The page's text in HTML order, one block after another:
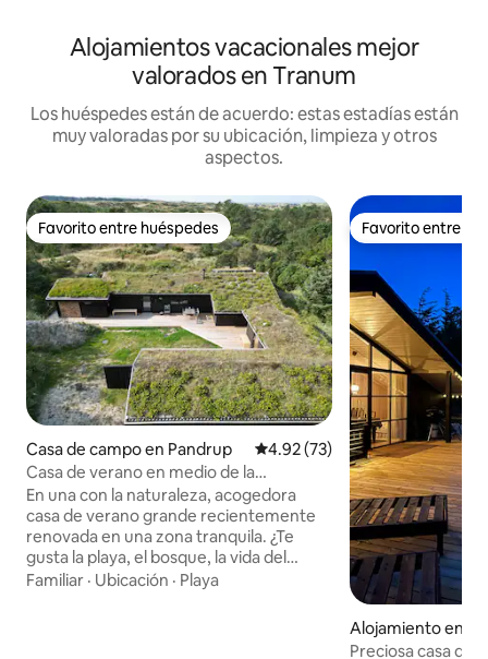
Alojamientos vacacionales mejor
valorados en Tranum
Los huéspedes están de acuerdo: estas estadías están
muy valoradas por su ubicación, limpieza y otros
aspectos.
Favorito entre huéspedes
Favorito entre huéspedes
Casa de campo en Pandrup Calificación promedio: 4.92 de
4.92 (73)
Casa de verano en medio de la
naturaleza protegida, cerca del bosque y
la playa
En una con la naturaleza, acogedora
casa de verano grande recientemente
renovada en una zona tranquila. ¿Te
gusta la playa, el bosque, la vida del
centro vacacional, el MTB, el golf, el
Familiar · Ubicación · Playa
Favorito entre
Favorito entre
Alojamiento en
t
Preciosa casa de